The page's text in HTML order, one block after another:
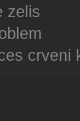
zelis
crveni